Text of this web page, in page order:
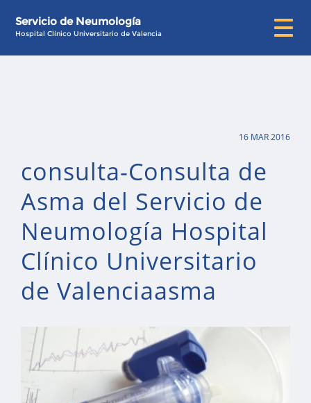
Servicio de Neumología
Hospital Clínico Universitario de Valencia
16 MAR 2016
consulta-Consulta de
Asma del Servicio de
Neumología Hospital
Clínico Universitario
de Valenciaasma